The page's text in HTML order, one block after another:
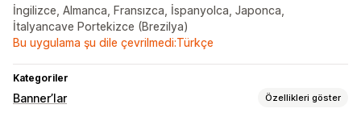
İngilizce, Almanca, Fransızca, İspanyolca, Japonca,
İtalyancave Portekizce (Brezilya)
Bu uygulama şu dile çevrilmedi:Türkçe
Kategoriler
Banner’lar Özellikleri göster